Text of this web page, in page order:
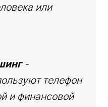
или
-
телефон
и финансовой